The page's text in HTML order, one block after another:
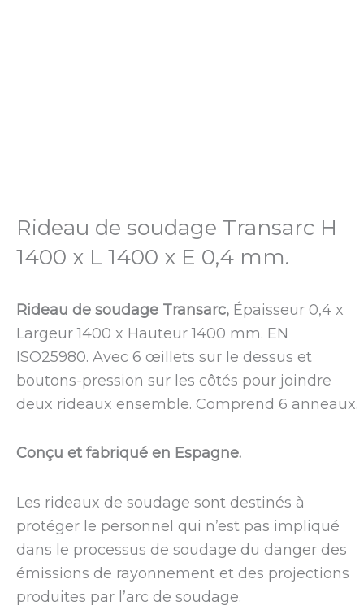
Rideau de soudage Transarc H
1400 x L 1400 x E 0,4 mm.
Rideau de soudage Transarc, Épaisseur 0,4 x
Largeur 1400 x Hauteur 1400 mm. EN
ISO25980. Avec 6 œillets sur le dessus et
boutons-pression sur les côtés pour joindre
deux rideaux ensemble. Comprend 6 anneaux.
Conçu et fabriqué en Espagne.
Les rideaux de soudage sont destinés à
protéger le personnel qui n’est pas impliqué
dans le processus de soudage du danger des
émissions de rayonnement et des projections
produites par l’arc de soudage.